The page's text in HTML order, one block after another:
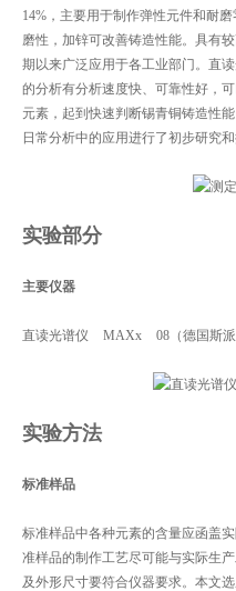
14%，主要用于制作弹性元件和耐
磨性，加锌可改善铸造性能。具有
期以来广泛应用于各工业部门。直
的分析有分析速度快、可靠性好，
元素，起到快速判断锡青铜铸造性
日常分析中的应用进行了初步研究和
实验部分
主要仪器
直读光谱仪 MAXx 08（德国斯派
实验方法
标准样品
标准样品中各种元素的含量应函盖
准样品的制作工艺尽可能与实际生
及外形尺寸要符合仪器要求。本文